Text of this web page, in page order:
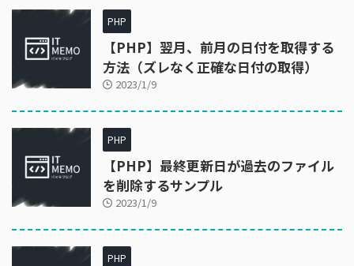
PHP
【PHP】翌月、前月の日付を取得する
方法（ズレなく正確な日付の取得）
2023/1/9
PHP
【PHP】最終更新日が過去のファイル
を削除するサンプル
2023/1/9
PHP